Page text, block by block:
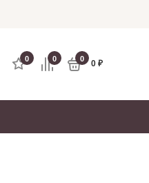
0 0 0 0 ₽